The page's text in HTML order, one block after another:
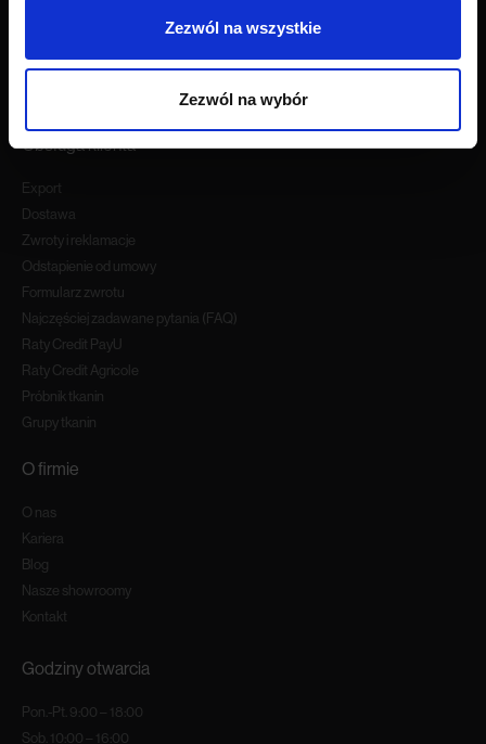
Zezwól na wszystkie
Zezwól na wybór
Akcesoria
Obsługa klienta
Export
Dostawa
Zwroty i reklamacje
Odstapienie od umowy
Formularz zwrotu
Najczęściej zadawane pytania (FAQ)
Raty Credit PayU
Raty Credit Agricole
Próbnik tkanin
Grupy tkanin
O firmie
O nas
Kariera
Blog
Nasze showroomy
Kontakt
Godziny otwarcia
Pon.-Pt. 9:00 – 18:00
Sob. 10:00 – 16:00